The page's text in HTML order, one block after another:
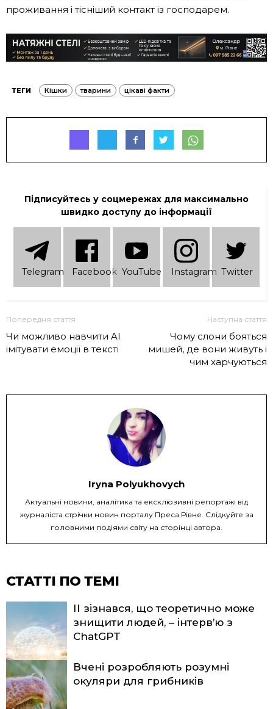
проживання і тісніший контакт із господарем.
ТЕГИ Кішки тварини цікаві факти
Підписуйтесь у соцмережах для максимально
швидко доступу до інформації
Telеgram Facebook YouTube Instagram Twitter
Попередня стаття
Чи можливо навчити AI
імітувати емоції в тексті
Наступна стаття
Чому слони бояться
мишей, де вони живуть і
чим харчуються
Iryna Polyukhovych
Актуальні новини, аналітика та ексклюзивні репортажі від
журналіста стрічки новин порталу Преса Рівне. Слідкуйте за
головними подіями світу на сторінці автора.
СТАТТІ ПО ТЕМІ
ІІ зізнався, що теоретично може
знищити людей, – інтерв’ю з
ChatGPT
Вчені розробляють розумні
окуляри для грибників